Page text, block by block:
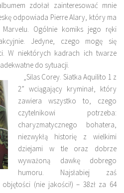
zdołał zainteresować mnie
odpowiada Pierre Alary, który ma
Ogólnie komiks jego ręki
Jedyne, czego mogę się
W niektórych kadrach ich twarze
do sytuacji.
„Silas Corey. Siatka Aquilito 1 z
2” wciągający kryminał, który
zawiera wszystko to, czego
czytelnikowi potrzeba:
charyzmatycznego bohatera,
niezwykłą historię z wielkimi
dziejami w tle oraz dobrze
wyważoną dawkę dobrego
humoru. Najsłabiej zaś
(nie jakości!) – 38zł za 64